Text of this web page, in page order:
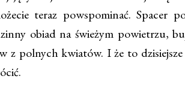
teraz powspominać. Spacer
obiad na świeżym powietrzu,
z polnych kwiatów. I że to dzisiejsze